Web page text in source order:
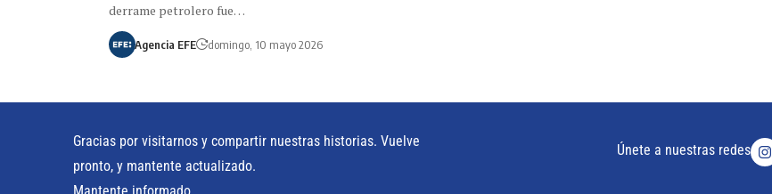
derrame petrolero fue…
Agencia EFE domingo, 10 mayo 2026
Gracias por visitarnos y compartir nuestras historias. Vuelve
pronto, y mantente actualizado.
Únete a nuestras redes